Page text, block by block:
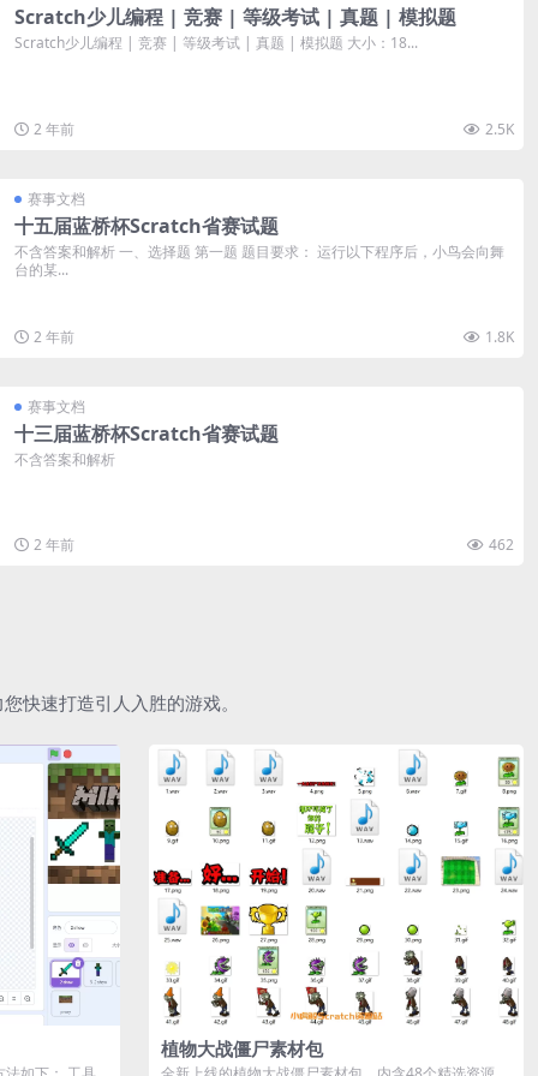
Scratch少儿编程 | 竞赛 | 等级考试 | 真题 | 模拟题
Scratch少儿编程 | 竞赛 | 等级考试 | 真题 | 模拟题 大小：18...
2 年前 2.5K
赛事文档
十五届蓝桥杯Scratch省赛试题
不含答案和解析 一、选择题 第一题 题目要求： 运行以下程序后，小鸟会向舞
台的某...
2 年前 1.8K
赛事文档
十三届蓝桥杯Scratch省赛试题
不含答案和解析
2 年前 462
快速打造引人入胜的游戏。
植物大战僵尸素材包